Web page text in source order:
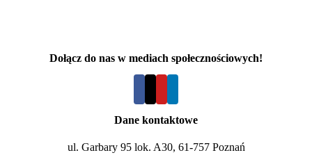
Dołącz do nas w mediach społecznościowych!
Dane kontaktowe
ul. Garbary 95 lok. A30, 61-757 Poznań